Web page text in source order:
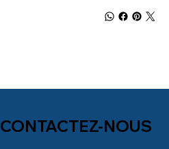
CONTACTEZ-NOUS